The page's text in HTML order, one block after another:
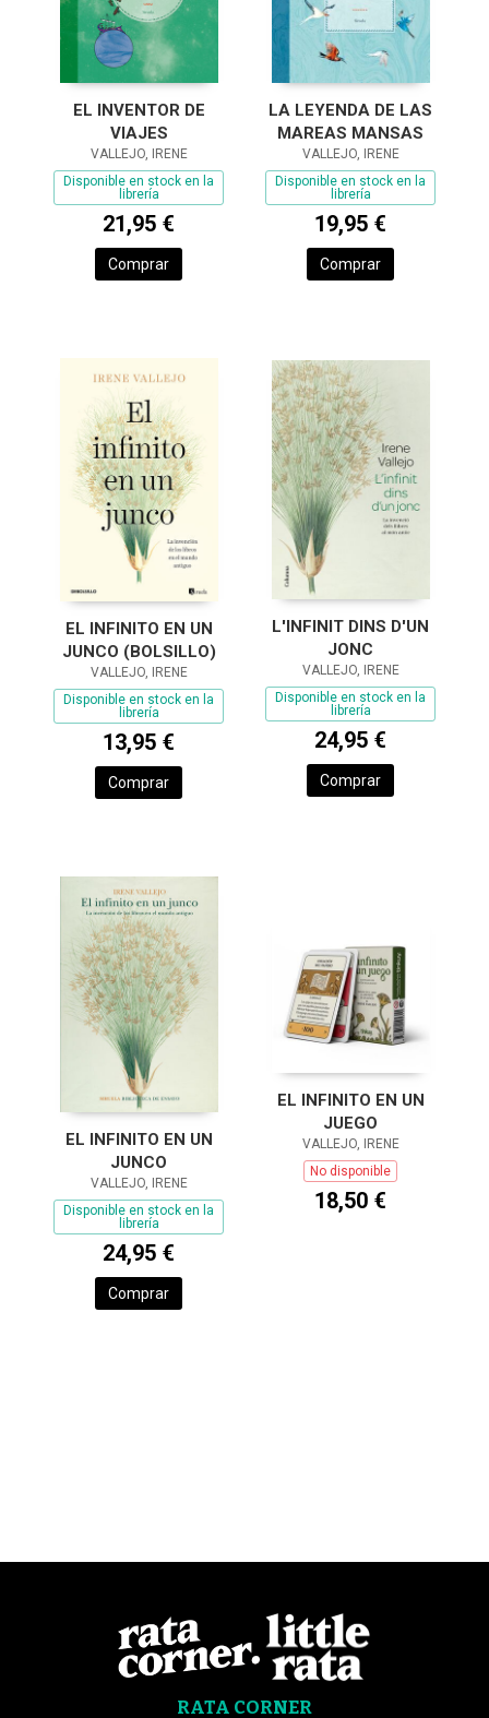
EL INVENTOR DE
VIAJES
VALLEJO, IRENE
Disponible en stock en la
librería
21,95 €
Comprar
LA LEYENDA DE LAS
MAREAS MANSAS
VALLEJO, IRENE
Disponible en stock en la
librería
19,95 €
Comprar
EL INFINITO EN UN
JUNCO (BOLSILLO)
VALLEJO, IRENE
Disponible en stock en la
librería
13,95 €
Comprar
L'INFINIT DINS D'UN
JONC
VALLEJO, IRENE
Disponible en stock en la
librería
24,95 €
Comprar
EL INFINITO EN UN
JUNCO
VALLEJO, IRENE
Disponible en stock en la
librería
24,95 €
Comprar
EL INFINITO EN UN
JUEGO
VALLEJO, IRENE
No disponible
18,50 €
RATA CORNER